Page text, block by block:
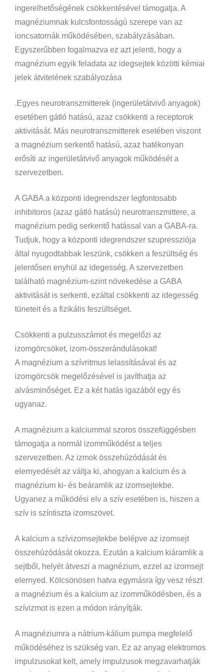
ingerelhetőségének csökkentésével támogatja. A
magnéziumnak kulcsfontosságú szerepe van az
ioncsatornák működésében, szabályzásában.
Egyszerűbben fogalmazva ez azt jelenti, hogy a
magnézium egyik feladata az idegsejtek közötti kémiai
jelek átvitelének szabályozása
.Egyes neurotranszmitterek (ingerületátvivő anyagok)
esetében gátló hatású, azaz csökkenti a receptorok
aktivitását. Más neurotranszmitterek esetében viszont
a magnézium serkentő hatású, azaz hatékonyan
erősíti az ingerületátvivő anyagok működését a
szervezetben.
A GABA a központi idegrendszer legfontosabb
inhibitoros (azaz gátló hatású) neurotranszmittere, a
magnézium pedig serkentő hatással van a GABA-ra.
Tudjuk, hogy a központi idegrendszer szupressziója
által nyugodtabbak leszünk, csökken a feszültség és
jelentősen enyhül az idegesség. A szervezetben
található magnézium-szint növekedése a GABA
aktivitását is serkenti, ezáltal csökkenti az idegesség
tüneteit és a fizikális feszültséget.
Csökkenti a pulzusszámot és megelőzi az
izomgörcsöket, izom-összerándulásokat!
A magnézium a szívritmus lelassításával és az
izomgörcsök megelőzésével is javíthatja az
alvásminőséget. Ez a két hatás igazából egy és
ugyanaz.
A magnézium a kalciummal szoros összefüggésben
támogatja a normál izomműködést a teljes
szervezetben. Az izmok összehúzódását és
elernyedését az váltja ki, ahogyan a kalcium és a
magnézium ki- és beáramlik az izomsejtekbe.
Ugyanez a működési elv a szív esetében is, hiszen a
szív is színtiszta izomszövet.
A kalcium a szívizomsejtekbe belépve az izomsejt
összehúzódását okozza. Ezután a kalcium kiáramlik a
sejtből, helyét átveszi a magnézium, ezzel az izomsejt
elernyed. Kölcsönösen hatva egymásra így vesz részt
a magnézium és a kalcium az izomműködésben, és a
szívizmot is ezen a módon irányítják.
A magnéziumra a nátrium-kálium pumpa megfelelő
működéséhez is szükség van. Ez az anyag elektromos
impulzusokat kelt, amely impulzusok megzavarhatják